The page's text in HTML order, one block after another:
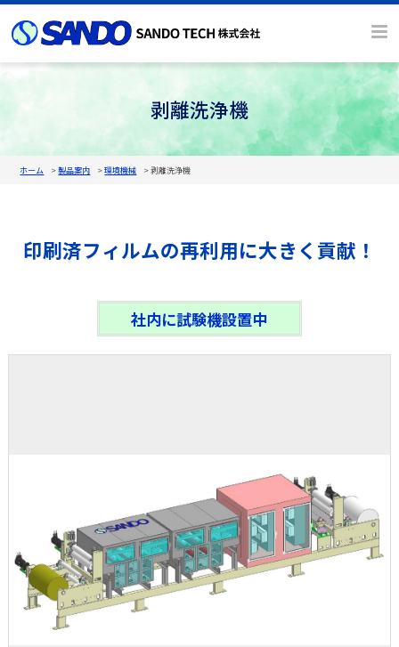
剥離洗浄機
ホーム 製品案内 環境機械 剥離洗浄機
印刷済フィルムの再利用に大きく貢献！
社内に試験機設置中